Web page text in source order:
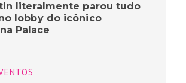
literalmente parou tudo
lobby do icônico
Palace